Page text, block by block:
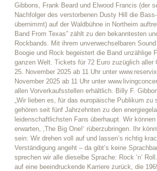
Gibbons, Frank Beard und Elwood Francis (der
Nachfolger des verstorbenen Dusty Hill die
übernimmt) auf der Waldbühne in Northeim
Band From Texas” zählt zu den bekanntesten
Rockbands. Mit ihrem unverwechselbaren Sound
Boogie und Rock begeistert die Band unzählige
ganzen Welt. Tickets für 72 Euro zuzüglich aller
25. November 2025 ab 11 Uhr unter
November 2025 ab 11 Uhr unter
allen Vorverkaufsstellen erhältlich. Billy F.
„Wir lieben es, für das europäische Publikum zu
gehören seit fünf Jahrzehnten zu den
leidenschaftlichsten Fans überhaupt. Wir
erwarten, ‚The Big One!‘ rüberzubringen. Ihr
sein: Wir drehen voll auf und lassen’s richtig
Verständigung angeht – da gibt’s keine
sprechen wir alle dieselbe Sprache: Rock ’n’
auf eine beeindruckende Karriere zurück, die